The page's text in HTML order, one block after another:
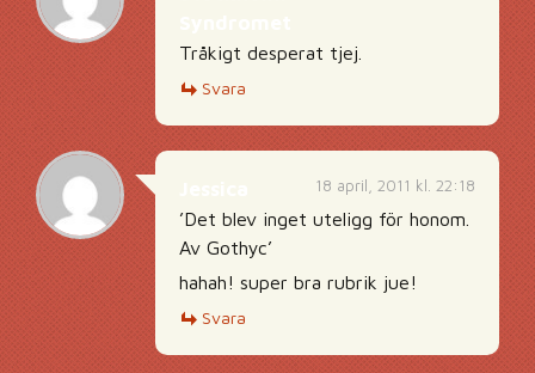
Tråkigt desperat tjej.
Svara
18 april, 2011 kl. 22:18
’Det blev inget uteligg för honom.
Av Gothyc’
hahah! super bra rubrik jue!
Svara